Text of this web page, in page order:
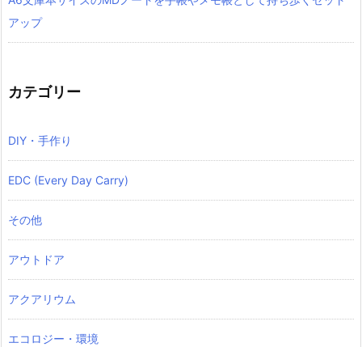
アップ
カテゴリー
DIY・手作り
EDC (Every Day Carry)
その他
アウトドア
アクアリウム
エコロジー・環境